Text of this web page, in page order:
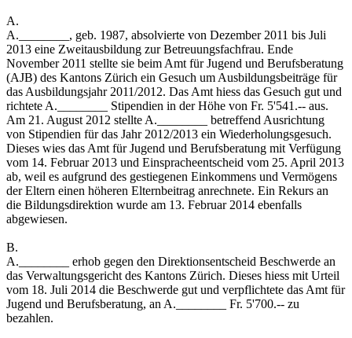
A.
A.________, geb. 1987, absolvierte von Dezember 2011 bis Juli
2013 eine Zweitausbildung zur Betreuungsfachfrau. Ende
November 2011 stellte sie beim Amt für Jugend und Berufsberatung
(AJB) des Kantons Zürich ein Gesuch um Ausbildungsbeiträge für
das Ausbildungsjahr 2011/2012. Das Amt hiess das Gesuch gut und
richtete A.________ Stipendien in der Höhe von Fr. 5'541.-- aus.
Am 21. August 2012 stellte A.________ betreffend Ausrichtung
von Stipendien für das Jahr 2012/2013 ein Wiederholungsgesuch.
Dieses wies das Amt für Jugend und Berufsberatung mit Verfügung
vom 14. Februar 2013 und Einspracheentscheid vom 25. April 2013
ab, weil es aufgrund des gestiegenen Einkommens und Vermögens
der Eltern einen höheren Elternbeitrag anrechnete. Ein Rekurs an
die Bildungsdirektion wurde am 13. Februar 2014 ebenfalls
abgewiesen.
B.
A.________ erhob gegen den Direktionsentscheid Beschwerde an
das Verwaltungsgericht des Kantons Zürich. Dieses hiess mit Urteil
vom 18. Juli 2014 die Beschwerde gut und verpflichtete das Amt für
Jugend und Berufsberatung, an A.________ Fr. 5'700.-- zu
bezahlen.